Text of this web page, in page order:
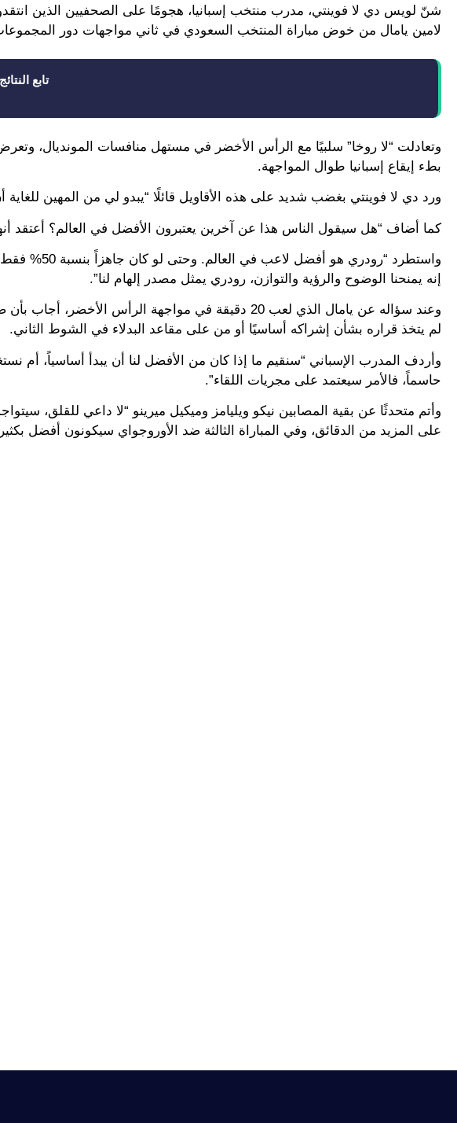
شنّ لويس دي لا فوينتي، مدرب منتخب إسبانيا، هجومًا على الصحفيين الذين
لامين يامال من خوض مباراة المنتخب السعودي في ثاني مواجهات دور المجموعات
تابع
وتعادلت “لا روخا” سلبيًا مع الرأس الأخضر في مستهل منافسات المونديال،
بطء إيقاع إسبانيا طوال المواجهة.
ورد دي لا فوينتي بغضب شديد على هذه الأقاويل قائلًا “يبدو لي من المهين
كما أضاف “هل سيقول الناس هذا عن آخرين يعتبرون الأفضل في العالم؟ أعتقد
واستطرد
إنه يمنحنا الوضوح والرؤية والتوازن، رودري يمثل مصدر إلهام لنا”.
لم يتخذ قراره بشأن إشراكه أساسيًا أو من على مقاعد البدلاء في الشوط الثاني.
وأردف المدرب الإسباني “سنقيم ما إذا كان من الأفضل لنا أن يبدأ أساسياً، أم
حاسماً، فالأمر سيعتمد على مجريات اللقاء”.
وأتم متحدثًا عن بقية المصابين نيكو ويليامز وميكيل ميرينو “لا داعي للقلق،
على المزيد من الدقائق، وفي المباراة الثالثة ضد الأوروجواي سيكونون أفضل